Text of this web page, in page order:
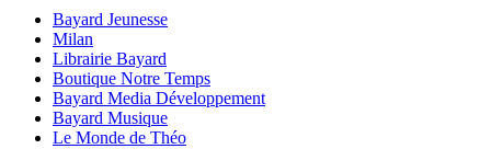
Bayard Jeunesse
Milan
Librairie Bayard
Boutique Notre Temps
Bayard Media Développement
Bayard Musique
Le Monde de Théo